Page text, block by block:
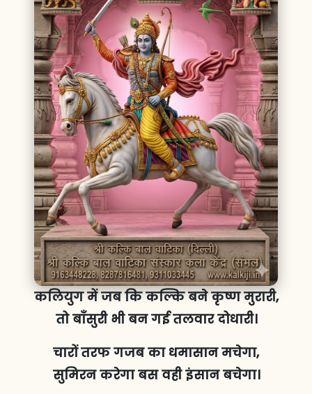
कलियुग में जब कि कल्कि बने कृष्ण मुरारी,
तो बाँसुरी भी बन गई तलवार दोधारी।
चारों तरफ गजब का धमासान मचेगा,
सुमिरन करेगा बस वही इंसान बचेगा।